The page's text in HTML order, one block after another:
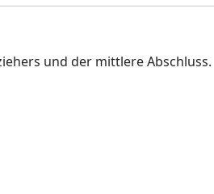
und der mittlere Abschluss.